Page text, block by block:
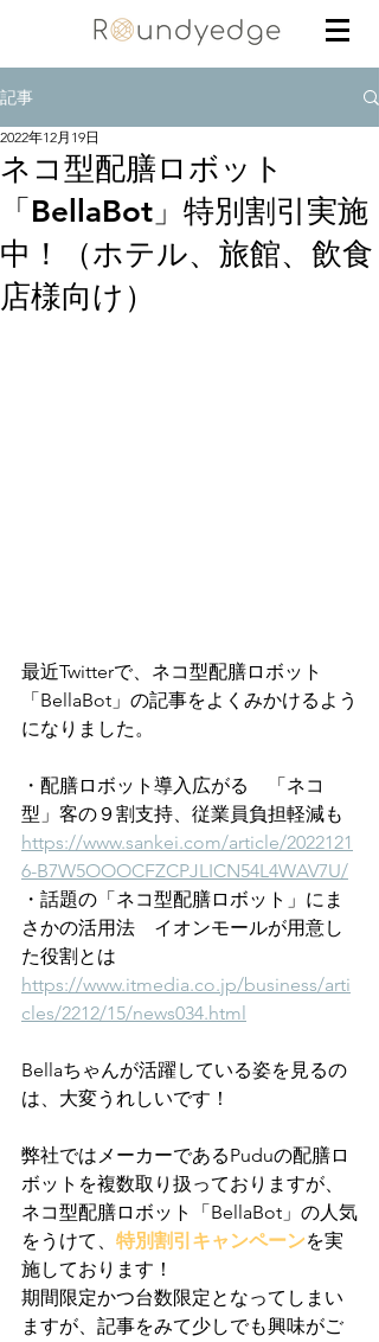
記事
ネコ型配膳ロボット
「BellaBot」特別割引実施
中！（ホテル、旅館、飲食
店様向け）
2022年12月19日
最近Twitterで、ネコ型配膳ロボット
「BellaBot」の記事をよくみかけるよう
になりました。
・配膳ロボット導入広がる　「ネコ
型」客の９割支持、従業員負担軽減も
https://www.sankei.com/article/2022121
6-B7W5OOOCFZCPJLICN54L4WAV7U/
・話題の「ネコ型配膳ロボット」にま
さかの活用法　イオンモールが用意し
た役割とは
https://www.itmedia.co.jp/business/arti
cles/2212/15/news034.html
Bellaちゃんが活躍している姿を見るの
は、大変うれしいです！
弊社ではメーカーであるPuduの配膳ロ
ボットを複数取り扱っておりますが、
ネコ型配膳ロボット「BellaBot」の人気
をうけて、 特別割引キャンペーンを実
施しております！
期間限定かつ台数限定となってしまい
ますが、記事をみて少しでも興味がご